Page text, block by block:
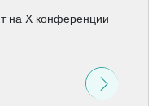
на X конференции